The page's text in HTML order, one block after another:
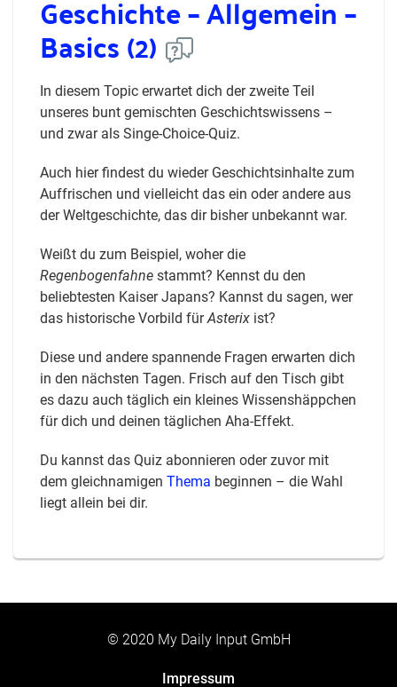
Geschichte – Allgemein –
Basics (2)
In diesem Topic erwartet dich der zweite Teil
unseres bunt gemischten Geschichtswissens –
und zwar als Singe-Choice-Quiz.
Auch hier findest du wieder Geschichtsinhalte zum
Auffrischen und vielleicht das ein oder andere aus
der Weltgeschichte, das dir bisher unbekannt war.
Weißt du zum Beispiel, woher die
Regenbogenfahne stammt? Kennst du den
beliebtesten Kaiser Japans? Kannst du sagen, wer
das historische Vorbild fürAsterix ist?
Diese und andere spannende Fragen erwarten dich
in den nächsten Tagen. Frisch auf den Tisch gibt
es dazu auch täglich ein kleines Wissenshäppchen
für dich und deinen täglichen Aha-Effekt.
Du kannst das Quiz abonnieren oder zuvor mit
dem gleichnamigen Thema beginnen – die Wahl
liegt allein bei dir.
© 2020 My Daily Input GmbH
Impressum